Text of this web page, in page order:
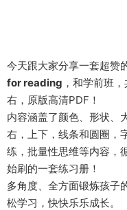
今天跟大家分享一套超赞
for reading ，和学前班
右，原版高清PDF！
内容涵盖了颜色、形状、
右，上下，线条和圆圈，
练，批量性思维等内容，
始刷的一套练习册！
多角度、全方面锻炼孩子
松学习，快快乐乐成长。